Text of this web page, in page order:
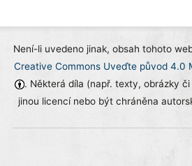
Není-li uvedeno jinak, obsah tohoto
Creative Commons Uveďte původ 4.0
. Některá díla (např. texty, obrázky
jinou licencí nebo být chráněna